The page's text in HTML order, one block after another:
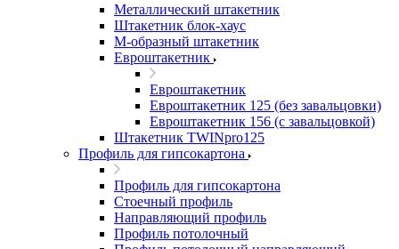
Металлический штакетник
Штакетник блок-хаус
М-образный штакетник
Евроштакетник
Евроштакетник
Евроштакетник 125 (без завальцовки)
Евроштакетник 156 (с завальцовкой)
Штакетник TWINpro125
Профиль для гипсокартона
Профиль для гипсокартона
Стоечный профиль
Направляющий профиль
Профиль потолочный